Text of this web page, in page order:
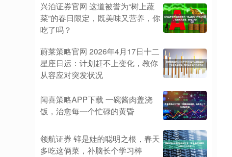
兴泊证券官网 这道被誉为“树上蔬
菜”的春日限定，既美味又营养，你
吃了吗？
蔚莱策略官网 2026年4月17日十二
星座日运：计划赶不上变化，教你
从容应对突发状况
闻喜策略APP下载 一碗酱肉盖浇
饭，治愈每一个忙碌的黄昏
领航证券 锌是娃的聪明之根，春天
多吃这俩菜，补脑长个学习棒